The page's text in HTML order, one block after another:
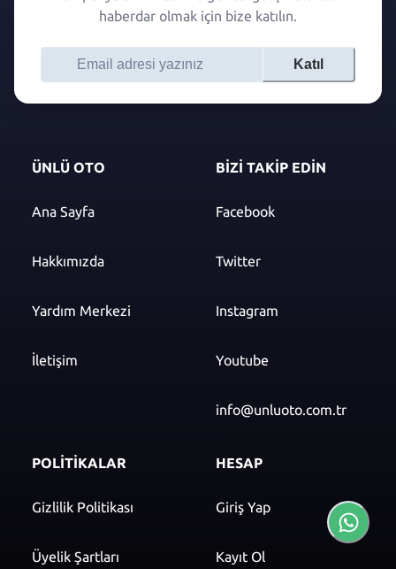
haberdar olmak için bize katılın.
Katıl
ÜNLÜ OTO
Ana Sayfa
Hakkımızda
Yardım Merkezi
İletişim
BİZİ TAKİP EDİN
Facebook
Twitter
Instagram
Youtube
info@unluoto.com.tr
POLİTİKALAR
Gizlilik Politikası
Üyelik Şartları
HESAP
Giriş Yap
Kayıt Ol